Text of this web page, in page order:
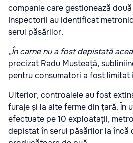
companie care gestionează
Inspectorii au identificat
serul păsărilor.
„În carne nu a fost depistată
precizat Radu Musteață,
pentru consumatori a fost limitat
Ulterior, controalele au fost
furaje și la alte ferme din țară. În
efectuate pe 10 exploatații,
depistat în serul păsărilor la încă